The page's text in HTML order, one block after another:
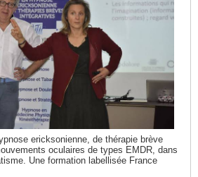
ericksonienne, de thérapie brève
oculaires de types EMDR, dans
Une formation labellisée France